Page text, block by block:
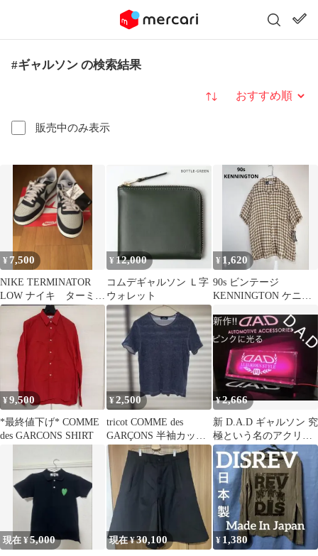
#ギャルソン の検索結果
販売中のみ表示
並び替え
¥ 7,500
NIKE TERMINATOR
LOW ナイキ ターミネ
ーターローグレーネイ
¥ 12,000
コムデギャルソン Ｌ字
ウォレット
¥ 1,620
90s ビンテージ
KENNINGTON ケニン
クシャツ
¥9,500
*最終値下げ* COMME
des GARCONS SHIRT
¥2,500
tricot COMME des
GARÇONS 半袖カット
ソー M
¥2,666
新 D.A.D ギャルソン 究
極という名のアクリル
プレート ピンクに光る
LED
現在 ¥5,000 現在 ¥30,100 ¥ 1,380